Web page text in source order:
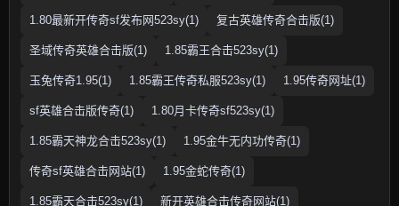
1.80最新开传奇sf发布网523sy(1) 复古英雄传奇合击版(1)
圣域传奇英雄合击版(1) 1.85霸王合击523sy(1)
玉兔传奇1.95(1) 1.85霸王传奇私服523sy(1) 1.95传奇网址(1)
sf英雄合击版传奇(1) 1.80月卡传奇sf523sy(1)
1.85霸天神龙合击523sy(1) 1.95金牛无内功传奇(1)
传奇sf英雄合击网站(1) 1.95金蛇传奇(1)
1.85霸天合击523sy(1) 新开英雄合击传奇网站(1)